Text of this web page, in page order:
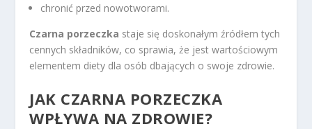
chronić przed nowotworami.
Czarna porzeczka staje się doskonałym źródłem tych
cennych składników, co sprawia, że jest wartościowym
elementem diety dla osób dbających o swoje zdrowie.
JAK CZARNA PORZECZKA
WPŁYWA NA ZDROWIE?